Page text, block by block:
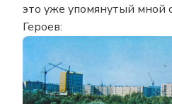
это уже упомянутый мной
Героев: